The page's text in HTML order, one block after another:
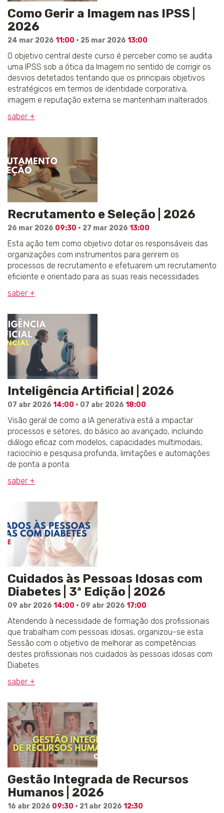
Como Gerir a Imagem nas IPSS |
2026
24 mar 2026 11:00 · 25 mar 2026 13:00
O objetivo central deste curso é perceber como se audita
uma IPSS sob a ótica da Imagem no sentido de corrigir os
desvios detetados tentando que os principais objetivos
estratégicos em termos de identidade corporativa,
imagem e reputação externa se mantenham inalterados.
saber +
Recrutamento e Seleção | 2026
26 mar 2026 09:30 · 27 mar 2026 13:00
Esta ação tem como objetivo dotar os responsáveis das
organizações com instrumentos para gerirem os
processos de recrutamento e efetuarem um recrutamento
eficiente e orientado para as suas reais necessidades.
saber +
Inteligência Artificial | 2026
07 abr 2026 14:00 · 07 abr 2026 18:00
Visão geral de como a IA generativa está a impactar
processos e setores, do básico ao avançado, incluindo
diálogo eficaz com modelos, capacidades multimodais,
raciocínio e pesquisa profunda, limitações e automações
de ponta a ponta.
saber +
Cuidados às Pessoas Idosas com
Diabetes | 3ª Edição | 2026
09 abr 2026 14:00 · 09 abr 2026 17:00
Atendendo à necessidade de formação dos profissionais
que trabalham com pessoas idosas, organizou-se esta
Sessão com o objetivo de melhorar as competências
destes profissionais nos cuidados às pessoas idosas com
Diabetes.
saber +
Gestão Integrada de Recursos
Humanos | 2026
16 abr 2026 09:30 · 21 abr 2026 12:30